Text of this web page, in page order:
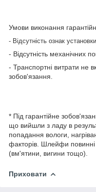
Умови виконання
- Відсутність ознак
- Відсутність механічних
- Транспортні витрати не
зобов'язання.
* Під гарантійне
що вийшли з ладу в
попадання вологи,
факторів. Шлейфи повинні
(вм'ятини, вигини тощо).
Приховати